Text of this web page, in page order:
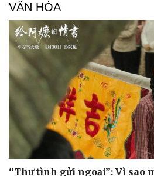
VĂN HÓA
“Thư tình gửi ngoại”: Vì sao